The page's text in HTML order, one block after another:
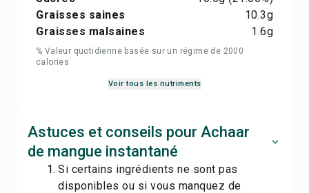
Graisses saines
10.3g
Graisses malsaines
1.6g
% Valeur quotidienne basée sur un régime de 2000
calories
Voir tous les nutriments
Astuces et conseils pour Achaar
de mangue instantané
Si certains ingrédients ne sont pas
disponibles ou si vous manquez de